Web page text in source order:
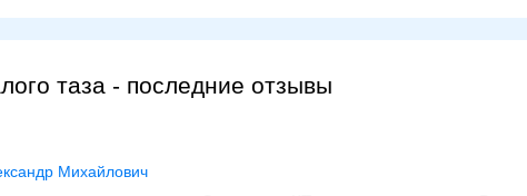
таза - последние отзывы
Михайлович